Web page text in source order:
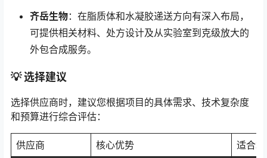
齐岳生物：在脂质体和水凝胶递送方向有深入布局，
可提供相关材料、处方设计及从实验室到克级放大的
外包合成服务。
💡 选择建议
选择供应商时，建议您根据项目的具体需求、技术复杂度
和预算进行综合评估：
供应商 核心优势 适合